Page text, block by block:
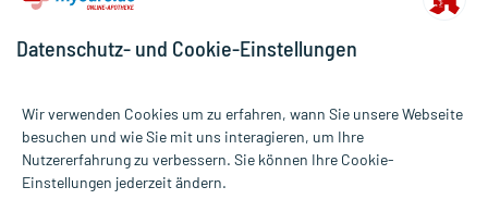
Alle Preise gelten inkl. MwSt., ggf. zzgl. Versandkosten
Informationen auf dieser Website werden ausschließlich für
Datenschutz- und Cookie-Einstellungen
Wir verwenden Cookies um zu erfahren, wann Sie unsere Webseite
besuchen und wie Sie mit uns interagieren, um Ihre
Nutzererfahrung zu verbessern. Sie können Ihre Cookie-
Einstellungen jederzeit ändern.